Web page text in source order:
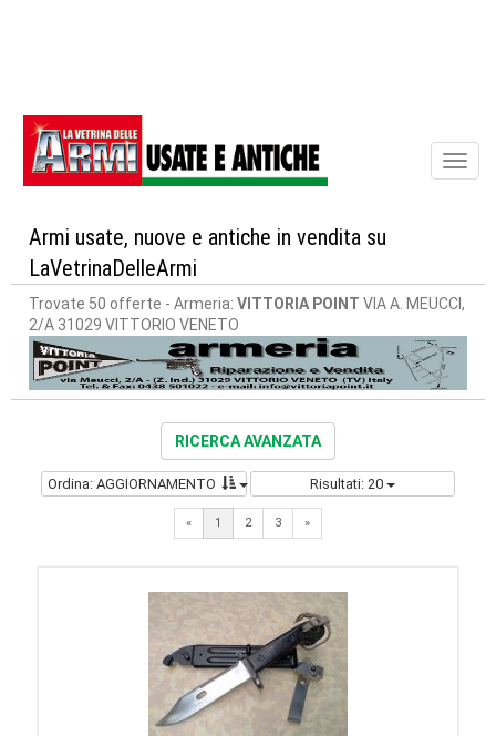
Armi usate, nuove e antiche in vendita su
LaVetrinaDelleArmi
Trovate 50 offerte - Armeria: VITTORIA POINT VIA A. MEUCCI,
2/A 31029 VITTORIO VENETO
RICERCA AVANZATA
Ordina: AGGIORNAMENTO Risultati: 20
« 1 2 3 »Next